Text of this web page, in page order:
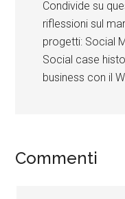
Condivide su
riflessioni sul
progetti: Social
Social case
business con il
Commenti